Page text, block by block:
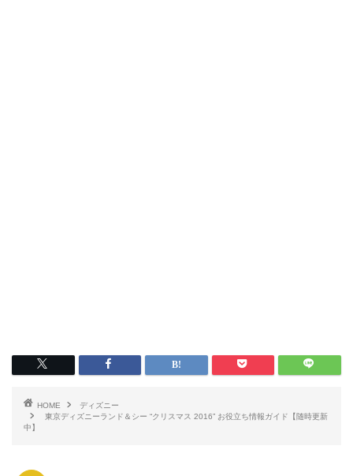
HOME
ディズニー
東京ディズニーランド＆シー “クリスマス 2016” お役立ち情報ガイド【随時更新
中】